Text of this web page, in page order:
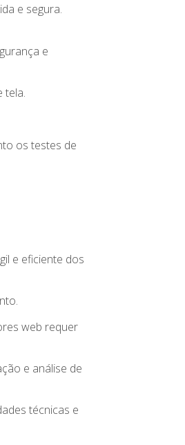
e segura.
e
tela.
os testes de
e eficiente dos
web requer
e análise de
técnicas e